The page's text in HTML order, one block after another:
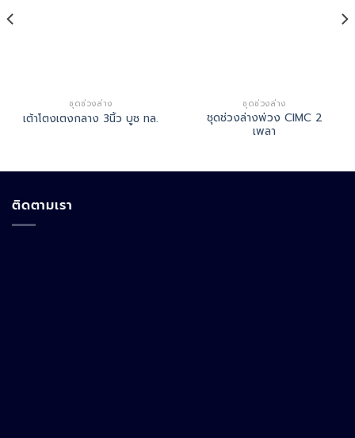
ชุดช่วงล่าง
เต้าโตงเตงกลาง 3นิ้ว บูช ทล.
ชุดช่วงล่าง
ชุดช่วงล่างพ่วง CIMC 2
เพลา
ติดตามเรา